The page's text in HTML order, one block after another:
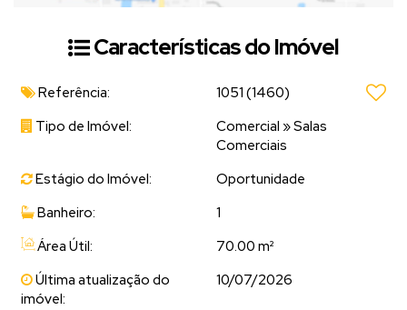
Características do Imóvel
Referência: 1051 (1460)
Tipo de Imóvel:
Comercial »Salas
Comerciais
Estágio do Imóvel:
Oportunidade
Banheiro:
1
Área Útil:
70.00 m²
Última atualização do
imóvel:
10/07/2026